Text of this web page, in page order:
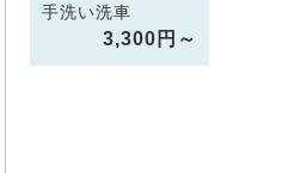
手洗い洗車
3,300円～